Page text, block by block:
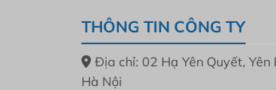
THÔNG TIN CÔNG TY
Địa chỉ: 02 Hạ Yên Quyết, Yên
Hà Nội